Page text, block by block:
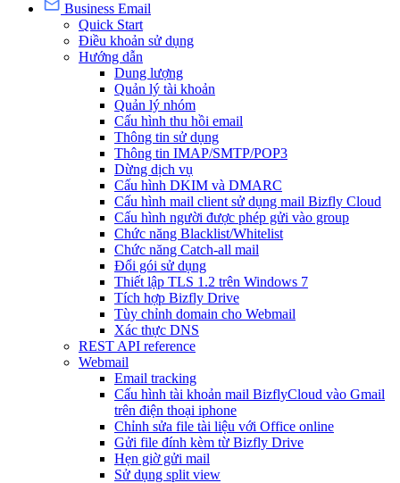
Business Email
Quick Start
Điều khoản sử dụng
Hướng dẫn
Dung lượng
Quản lý tài khoản
Quản lý nhóm
Cấu hình thu hồi email
Thông tin sử dụng
Thông tin IMAP/SMTP/POP3
Dừng dịch vụ
Cấu hình DKIM và DMARC
Cấu hình mail client sử dụng mail Bizfly Cloud
Cấu hình người được phép gửi vào group
Chức năng Blacklist/Whitelist
Chức năng Catch-all mail
Đổi gói sử dụng
Thiết lập TLS 1.2 trên Windows 7
Tích hợp Bizfly Drive
Tùy chỉnh domain cho Webmail
Xác thực DNS
REST API reference
Webmail
Email tracking
Cấu hình tài khoản mail BizflyCloud vào Gmail
trên điện thoại iphone
Chỉnh sửa file tài liệu với Office online
Gửi file đính kèm từ Bizfly Drive
Hẹn giờ gửi mail
Sử dụng split view